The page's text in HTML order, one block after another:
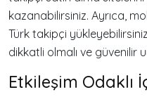
kazanabilirsiniz. Ayrıca,
Türk takipçi
dikkatli olmalı ve güvenilir
Etkileşim Odaklı